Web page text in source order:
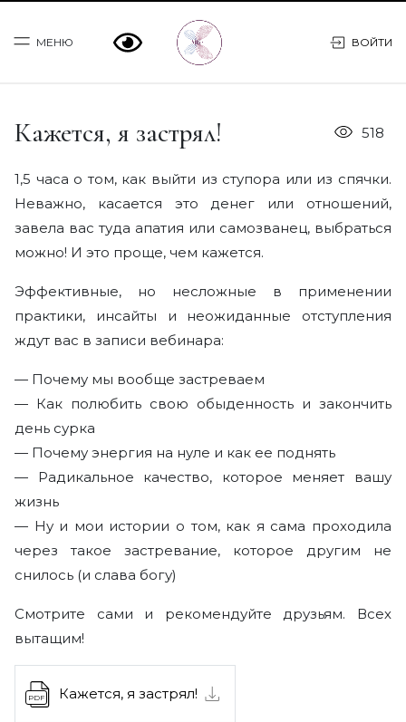
МЕНЮ ВОЙТИ
Кажется, я застрял! 518
1,5 часа о том, как выйти из ступора или из спячки.
Неважно, касается это денег или отношений,
завела вас туда апатия или самозванец, выбраться
можно! И это проще, чем кажется.
Эффективные, но несложные в применении
практики, инсайты и неожиданные отступления
ждут вас в записи вебинара:
— Почему мы вообще застреваем
— Как полюбить свою обыденность и закончить
день сурка
— Почему энергия на нуле и как ее поднять
— Радикальное качество, которое меняет вашу
жизнь
— Ну и мои истории о том, как я сама проходила
через такое застревание, которое другим не
снилось (и слава богу)
Смотрите сами и рекомендуйте друзьям. Всех
вытащим!
PDF Кажется, я застрял!
Программы
Практикум МОСТ
Консультации
О Марии
Статьи
Книги
Команда
Помощь